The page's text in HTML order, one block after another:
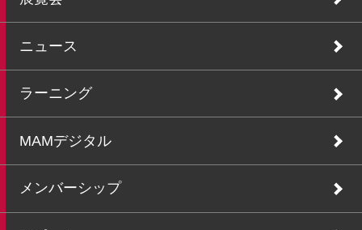
ニュース
ラーニング
MAMデジタル
メンバーシップ